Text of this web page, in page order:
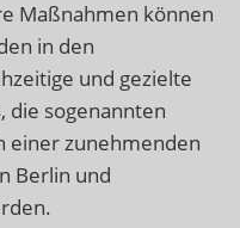
Maßnahmen können
in den
und gezielte
die sogenannten
einer zunehmenden
Berlin und